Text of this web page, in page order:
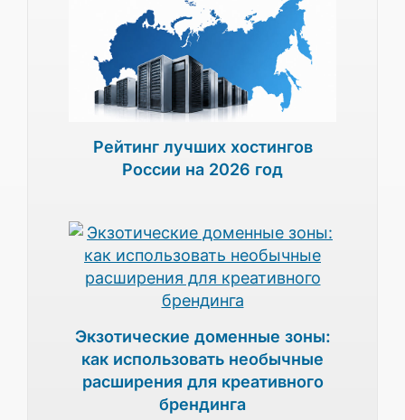
Рейтинг лучших хостингов
России на 2026 год
Экзотические доменные зоны:
как использовать необычные
расширения для креативного
брендинга